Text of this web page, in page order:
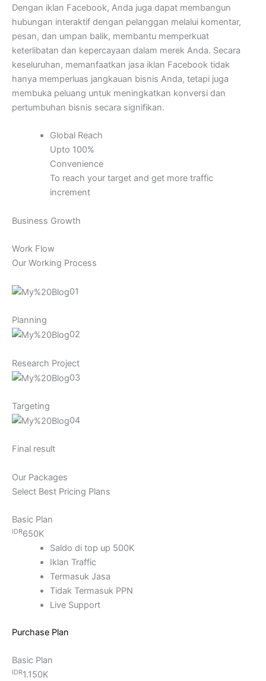
Dengan iklan Facebook, Anda juga dapat membangun
hubungan interaktif dengan pelanggan melalui komentar,
pesan, dan umpan balik, membantu memperkuat
keterlibatan dan kepercayaan dalam merek Anda. Secara
keseluruhan, memanfaatkan jasa iklan Facebook tidak
hanya memperluas jangkauan bisnis Anda, tetapi juga
membuka peluang untuk meningkatkan konversi dan
pertumbuhan bisnis secara signifikan.
Global Reach
Upto 100%
Convenience
To reach your target and get more traffic
increment
Business Growth
Work Flow
Our Working Process
01
Planning
02
Research Project
03
Targeting
04
Final result
Our Packages
Select Best Pricing Plans
Basic Plan
IDR650K
Saldo di top up 500K
Iklan Traffic
Termasuk Jasa
Tidak Termasuk PPN
Live Support
Purchase Plan
Basic Plan
IDR1.150K